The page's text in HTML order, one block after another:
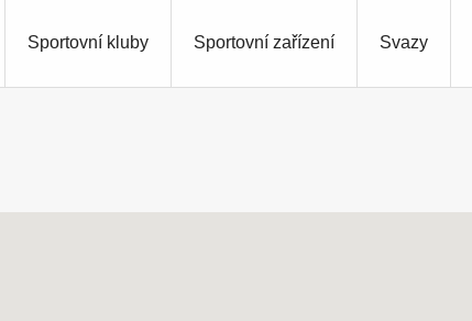
Sportovní kluby Sportovní zařízení Svazy